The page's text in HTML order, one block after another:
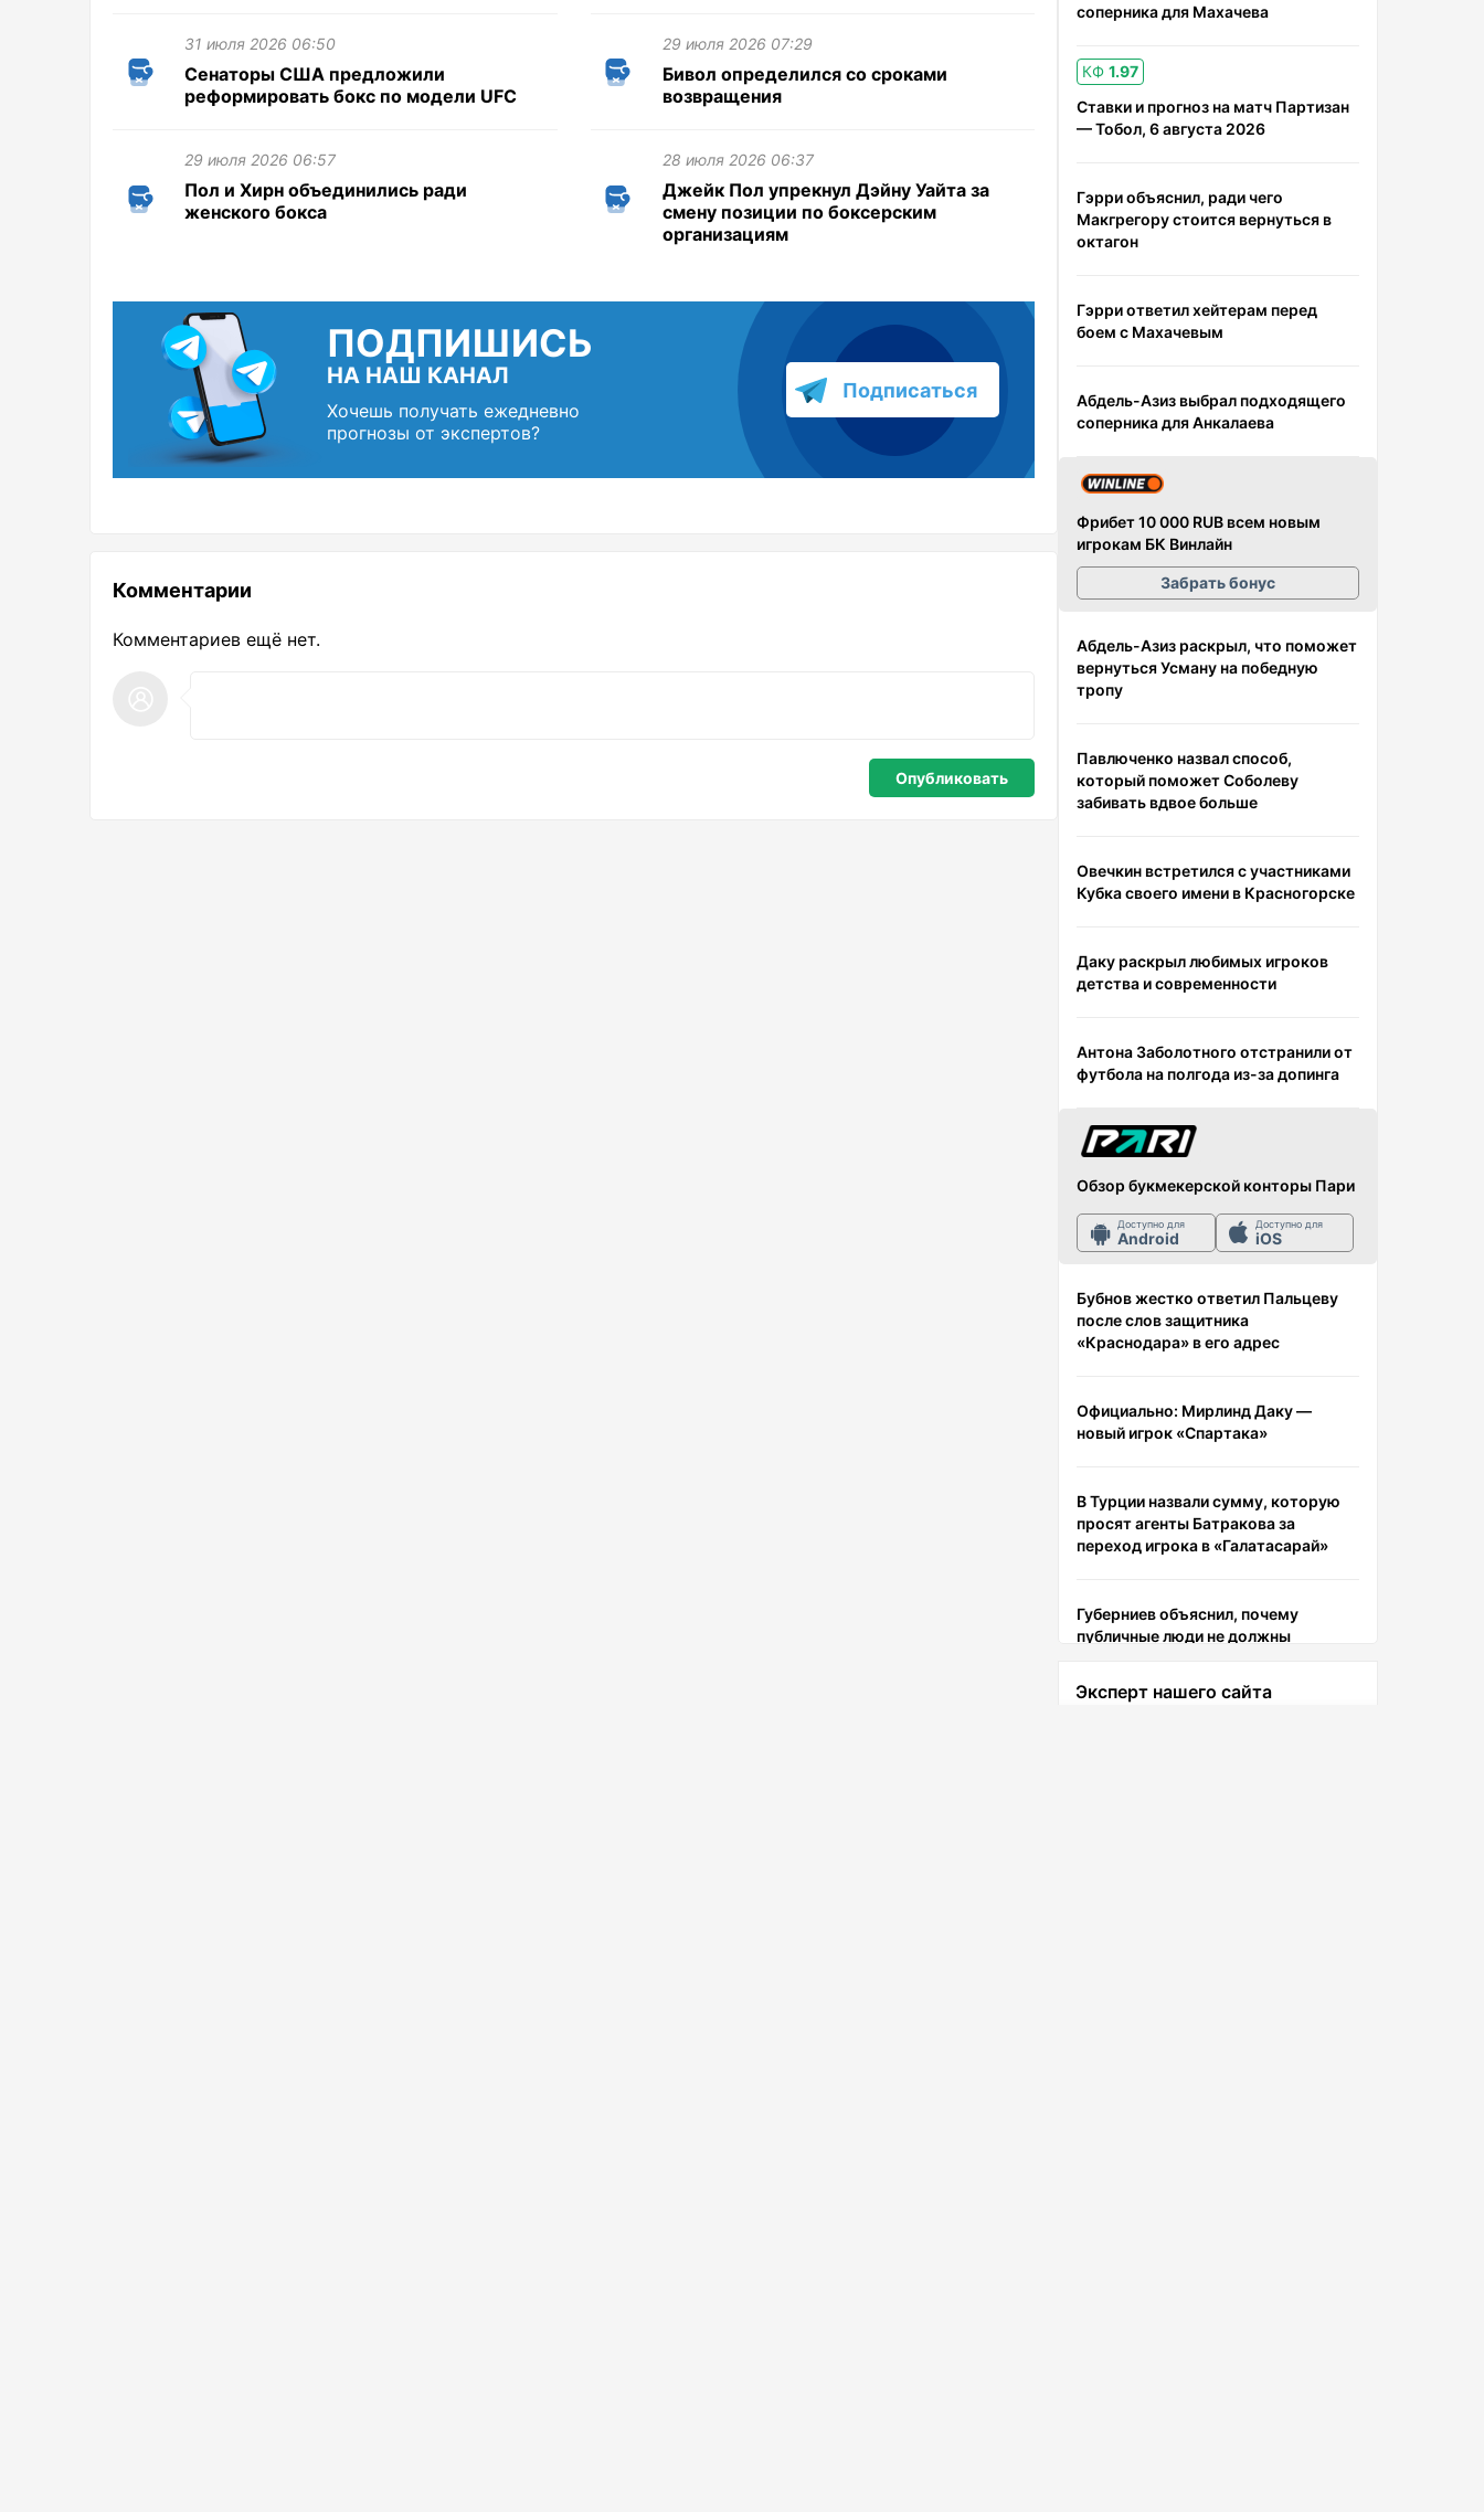
31 июля 2026 06:50
Сенаторы США предложили
реформировать бокс по модели UFC
29 июля 2026 07:29
Бивол определился со сроками
возвращения
29 июля 2026 06:57
Пол и Хирн объединились ради
женского бокса
28 июля 2026 06:37
Джейк Пол упрекнул Дэйну Уайта за
смену позиции по боксерским
организациям
ПОДПИШИСЬ
НА НАШ КАНАЛ
Хочешь получать ежедневно
прогнозы от экспертов?
Подписаться
Комментарии
Комментариев ещё нет.
соперника для Махачева
КФ 1.97
Ставки и прогноз на матч Партизан
— Тобол, 6 августа 2026
Гэрри объяснил, ради чего
Макгрегору стоится вернуться в
октагон
Гэрри ответил хейтерам перед
боем с Махачевым
Абдель-Азиз выбрал подходящего
соперника для Анкалаева
Фрибет 10 000 RUB всем новым
игрокам БК Винлайн
Забрать бонус
Абдель-Азиз раскрыл, что поможет
вернуться Усману на победную
тропу
Павлюченко назвал способ,
который поможет Соболеву
забивать вдвое больше
Овечкин встретился с участниками
Кубка своего имени в Красногорске
Даку раскрыл любимых игроков
детства и современности
Антона Заболотного отстранили от
футбола на полгода из-за допинга
Обзор букмекерской конторы Пари
Доступно для
Android
Доступно для
iOS
Бубнов жестко ответил Пальцеву
после слов защитника
«Краснодара» в его адрес
Официально: Мирлинд Даку —
новый игрок «Спартака»
В Турции назвали сумму, которую
просят агенты Батракова за
переход игрока в «Галатасарай»
Губерниев объяснил, почему
публичные люди не должны
Эксперт нашего сайта